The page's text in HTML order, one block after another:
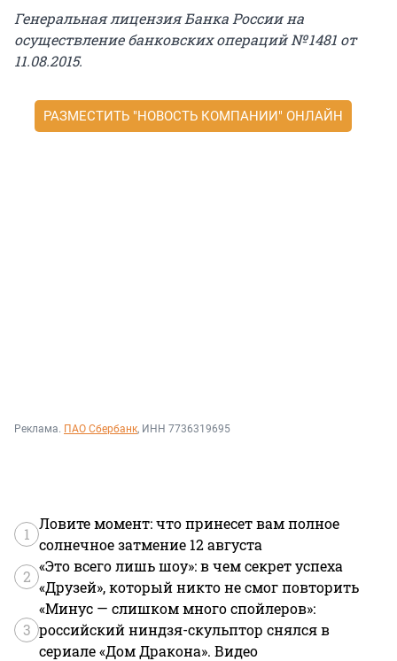
Генеральная лицензия Банка России на
осуществление банковских операций № 1481 от
11.08.2015.
РАЗМЕСТИТЬ "НОВОСТЬ КОМПАНИИ" ОНЛАЙН
Реклама. ПАО Сбербанк, ИНН 7736319695
1
Ловите момент: что принесет вам полное
солнечное затмение 12 августа
2
«Это всего лишь шоу»: в чем секрет успеха
«Друзей», который никто не смог повторить
3
«Минус — слишком много спойлеров»:
российский ниндзя-скульптор снялся в
сериале «Дом Дракона». Видео